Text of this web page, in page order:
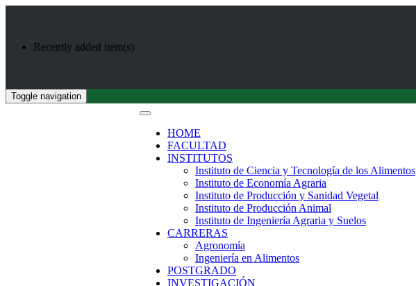
Recently added item(s)
Toggle navigation
HOME
FACULTAD
INSTITUTOS
Instituto de Ciencia y Tecnología de los Alimentos
Instituto de Economía Agraria
Instituto de Producción y Sanidad Vegetal
Instituto de Producción Animal
Instituto de Ingeniería Agraria y Suelos
CARRERAS
Agronomía
Ingeniería en Alimentos
POSTGRADO
INVESTIGACIÓN